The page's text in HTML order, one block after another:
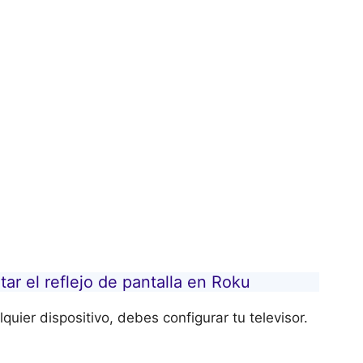
el reflejo de pantalla en Roku
dispositivo, debes configurar tu televisor.